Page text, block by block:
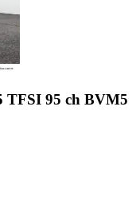
TFSI 95 ch BVM5